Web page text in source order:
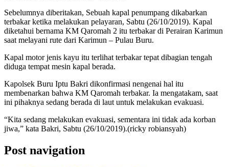
Sebelumnya diberitakan, Sebuah kapal penumpang dikabarkan
terbakar ketika melakukan pelayaran, Sabtu (26/10/2019). Kapal
diketahui bernama KM Qaromah 2 itu terbakar di Perairan Karimun
saat melayani rute dari Karimun – Pulau Buru.
Kapal motor jenis kayu itu terlihat terbakar tepat dibagian tengah
diduga tempat mesin kapal berada.
Kapolsek Buru Iptu Bakri dikonfirmasi nengenai hal itu
membenarkan bahwa KM Qaromah terbakar. Ia mengatakam, saat
ini pihaknya sedang berada di laut untuk melakukan evakuasi.
“Kita sedang melakukan evakuasi, sementara ini tidak ada korban
jiwa,” kata Bakri, Sabtu (26/10/2019).(ricky robiansyah)
Post navigation